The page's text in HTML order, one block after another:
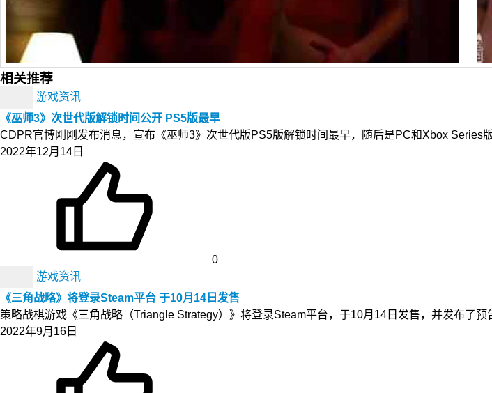
相关推荐
游戏资讯
《巫师3》次世代版解锁时间公开 PS5版最早
CDPR官博刚刚发布消息，宣布《巫师3》次世代版PS5版解锁时间最早，随后是PC和Xbox
2022年12月14日
0
游戏资讯
《三角战略》将登录Steam平台 于10月14日发售
策略战棋游戏《三角战略（Triangle Strategy）》将登录Steam平台，于10月14日发售，并发布了
2022年9月16日